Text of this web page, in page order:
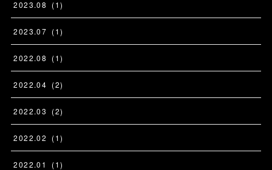
2023.08 (1)
2023.07 (1)
2022.08 (1)
2022.04 (2)
2022.03 (2)
2022.02 (1)
2022.01 (1)